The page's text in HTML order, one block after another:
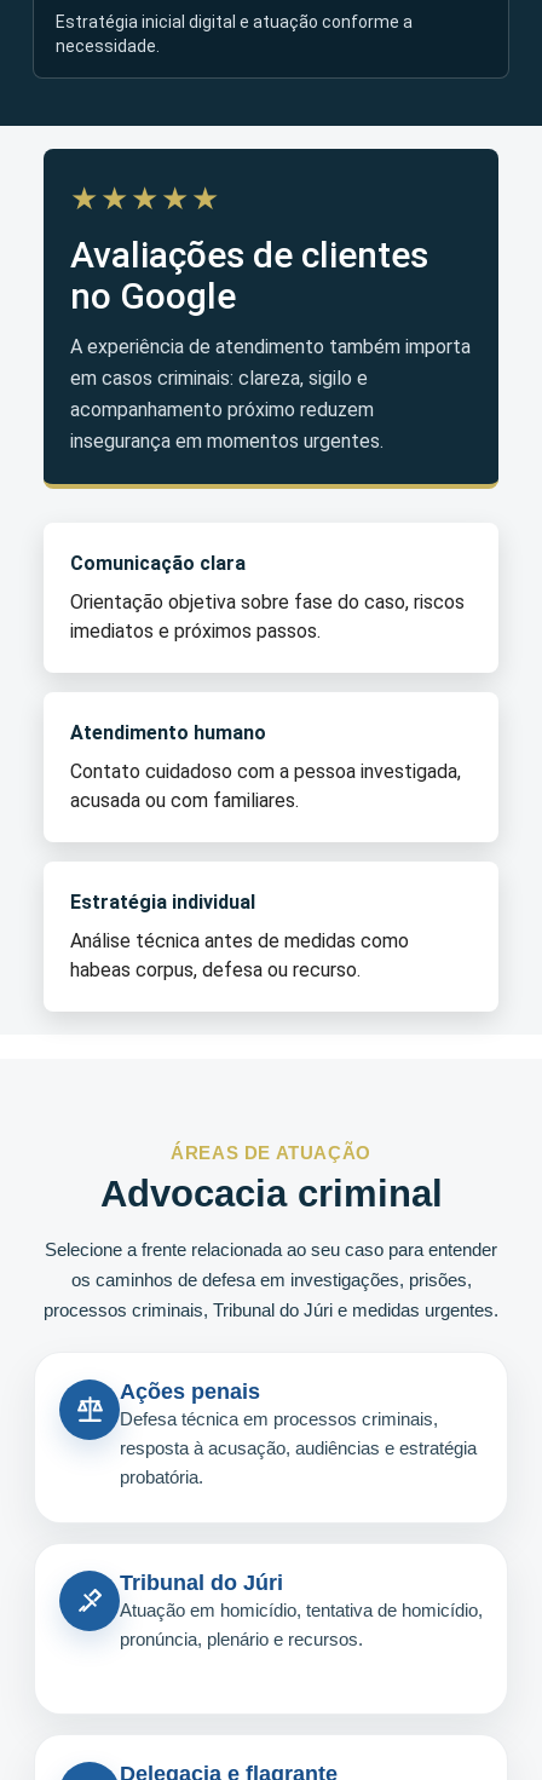
Estratégia inicial digital e atuação conforme a
necessidade.
★★★★★
Avaliações de clientes
no Google
A experiência de atendimento também importa
em casos criminais: clareza, sigilo e
acompanhamento próximo reduzem
insegurança em momentos urgentes.
Comunicação clara
Orientação objetiva sobre fase do caso, riscos
imediatos e próximos passos.
Atendimento humano
Contato cuidadoso com a pessoa investigada,
acusada ou com familiares.
Estratégia individual
Análise técnica antes de medidas como
habeas corpus, defesa ou recurso.
ÁREAS DE ATUAÇÃO
Advocacia criminal
Selecione a frente relacionada ao seu caso para entender
os caminhos de defesa em investigações, prisões,
processos criminais, Tribunal do Júri e medidas urgentes.
Ações penais
Defesa técnica em processos criminais,
resposta à acusação, audiências e estratégia
probatória.
Tribunal do Júri
Atuação em homicídio, tentativa de homicídio,
pronúncia, plenário e recursos.
Delegacia e flagrante